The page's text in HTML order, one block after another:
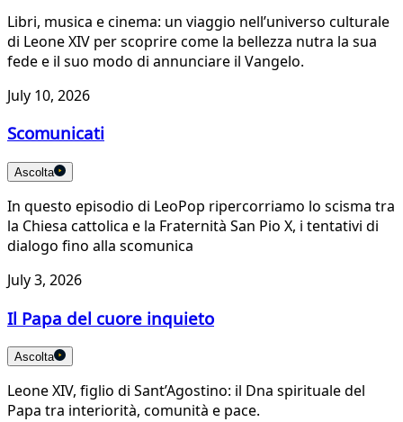
Libri, musica e cinema: un viaggio nell’universo culturale
di Leone XIV per scoprire come la bellezza nutra la sua
fede e il suo modo di annunciare il Vangelo.
July 10, 2026
Scomunicati
Ascolta
In questo episodio di LeoPop ripercorriamo lo scisma tra
la Chiesa cattolica e la Fraternità San Pio X, i tentativi di
dialogo fino alla scomunica
July 3, 2026
Il Papa del cuore inquieto
Ascolta
Leone XIV, figlio di Sant’Agostino: il Dna spirituale del
Papa tra interiorità, comunità e pace.